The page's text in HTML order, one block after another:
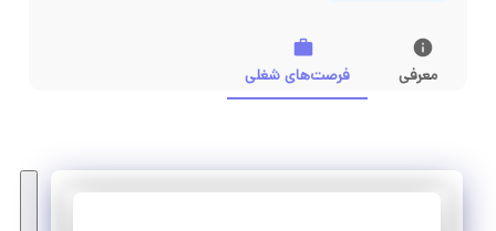
معرفی فرصت‌های شغلی